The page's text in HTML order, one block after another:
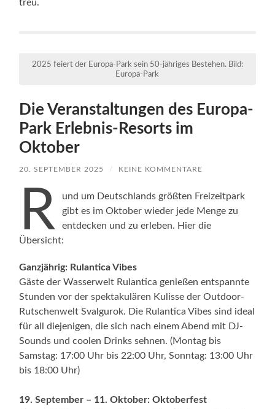
treu.
2025 feiert der Europa-Park sein 50-jähriges Bestehen. Bild:
Europa-Park
Die Veranstaltungen des Europa-
Park Erlebnis-Resorts im
Oktober
20. SEPTEMBER 2025 / KEINE KOMMENTARE
R
und um Deutschlands größten Freizeitpark
gibt es im Oktober wieder jede Menge zu
entdecken und zu erleben. Hier die
Übersicht:
Ganzjährig: Rulantica Vibes
Gäste der Wasserwelt Rulantica genießen entspannte
Stunden vor der spektakulären Kulisse der Outdoor-
Rutschenwelt Svalgurok. Die Rulantica Vibes sind ideal
für all diejenigen, die sich nach einem Abend mit DJ-
Sounds und coolen Drinks sehnen. (Montag bis
Samstag: 17:00 Uhr bis 22:00 Uhr, Sonntag: 13:00 Uhr
bis 18:00 Uhr)
19. September – 11. Oktober: Oktoberfest